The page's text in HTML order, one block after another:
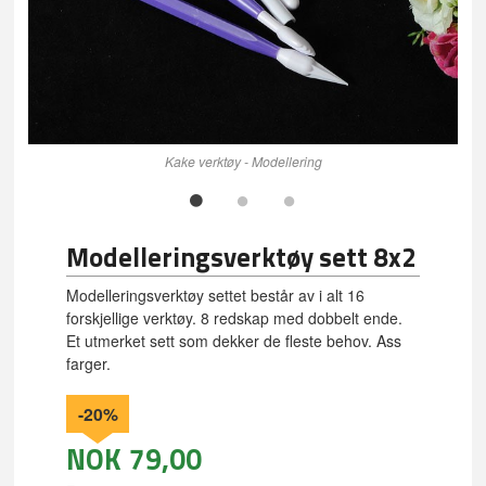
Kake verktøy - Modellering
Modelleringsverktøy sett 8x2
Modelleringsverktøy settet består av i alt 16
forskjellige verktøy. 8 redskap med dobbelt ende.
Et utmerket sett som dekker de fleste behov. Ass
farger.
NOK 79,00
-20%